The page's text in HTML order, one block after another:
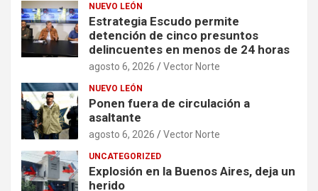
NUEVO LEÓN
Estrategia Escudo permite
detención de cinco presuntos
delincuentes en menos de 24 horas
agosto 6, 2026 Vector Norte
NUEVO LEÓN
Ponen fuera de circulación a
asaltante
agosto 6, 2026 Vector Norte
UNCATEGORIZED
Explosión en la Buenos Aires, deja un
herido